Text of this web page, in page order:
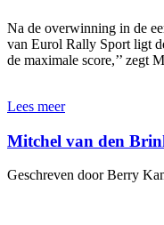
Na de overwinning in de
van Eurol Rally Sport ligt
de maximale score,’’ zegt
Lees meer
Mitchel van den
Geschreven door Berry